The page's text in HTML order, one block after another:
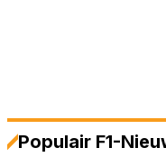
Populair F1-